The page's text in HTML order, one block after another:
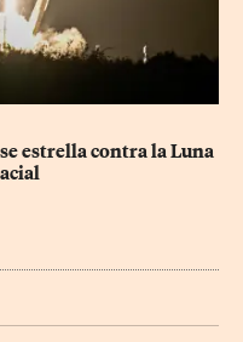
estrella contra la Luna